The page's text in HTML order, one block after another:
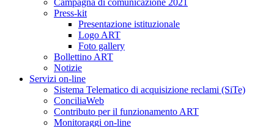
Campagna di comunicazione 2021
Press-kit
Presentazione istituzionale
Logo ART
Foto gallery
Bollettino ART
Notizie
Servizi on-line
Sistema Telematico di acquisizione reclami (SiTe)
ConciliaWeb
Contributo per il funzionamento ART
Monitoraggi on-line